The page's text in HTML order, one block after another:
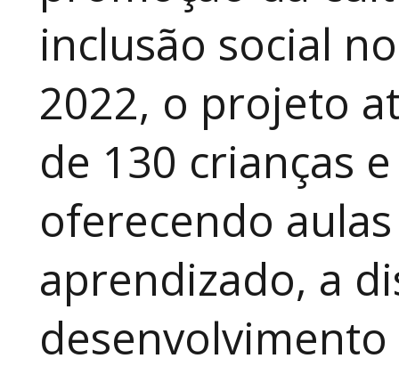
inclusão social
2022, o projeto
de 130 crianças
oferecendo
aprendizado, a